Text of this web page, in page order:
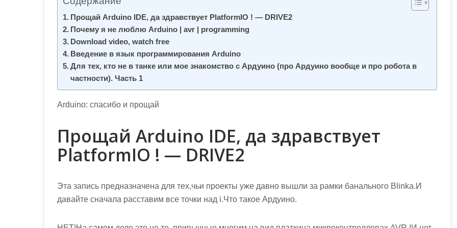
Прощай Arduino IDE, да здравствует PlatformIO ! — DRIVE2
Почему я не люблю Arduino | avr | programming
Download video, watch free
Введение в язык программирования Arduino
Для тех, кто не в танке или мое знакомство с Ардуино (про Ардуино вообще и про робота в
частности). Часть 1
Arduino: спасибо и прощай
Прощай Arduino IDE, да здравствует
PlatformIO ! — DRIVE2
Эта запись предназначена для тех,чьи проекты уже давно вышли за рамки банального Blinka.И
давайте сначала расставим все точки над i.Что такое Ардуино.